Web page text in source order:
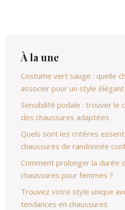
À la une
Costume vert sauge : quelle
associer pour un style élégant
Sensibilité podale : trouver le
des chaussures adaptées
Quels sont les critères
chaussures de randonnée
Comment prolonger la durée
chaussures pour femmes ?
Trouvez votre style unique
tendances en chaussures